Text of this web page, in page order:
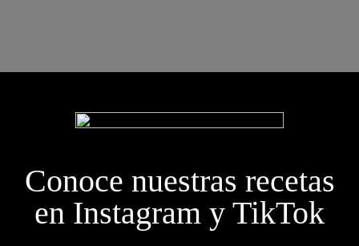
Conoce nuestras recetas
en Instagram y TikTok